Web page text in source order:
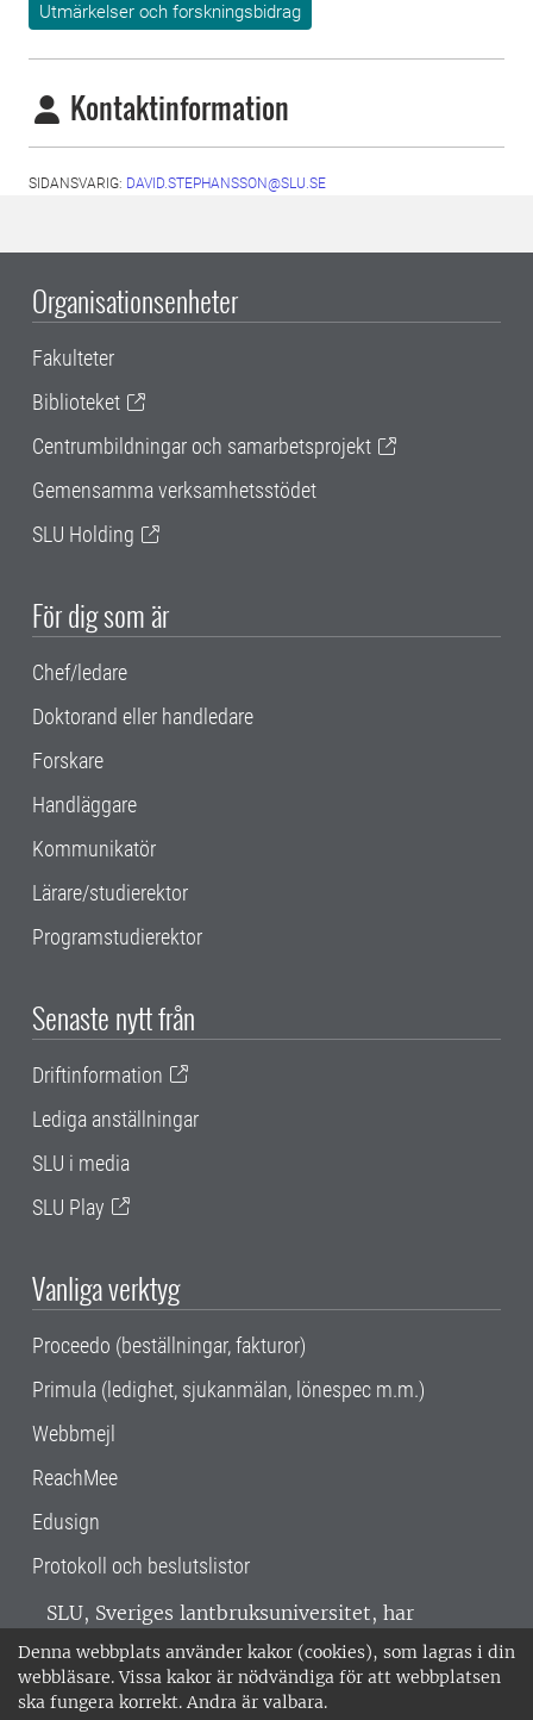
Denna webbplats använder kakor (cookies), som lagras i din
webbläsare. Vissa kakor är nödvändiga för att webbplatsen
ska fungera korrekt. Andra är valbara.
Utmärkelser och forskningsbidrag
Kontaktinformation
SIDANSVARIG: DAVID.STEPHANSSON@SLU.SE
Organisationsenheter
Fakulteter
Biblioteket
Centrumbildningar och samarbetsprojekt
Gemensamma verksamhetsstödet
SLU Holding
För dig som är
Chef/ledare
Doktorand eller handledare
Forskare
Handläggare
Kommunikatör
Lärare/studierektor
Programstudierektor
Senaste nytt från
Driftinformation
Lediga anställningar
SLU i media
SLU Play
Vanliga verktyg
Proceedo (beställningar, fakturor)
Primula (ledighet, sjukanmälan, lönespec m.m.)
Webbmejl
ReachMee
Edusign
Protokoll och beslutslistor
SLU, Sveriges lantbruksuniversitet, har
verksamhet över hela Sverige. Huvudorter är
Alnarp, Uppsala och Umeå.SLU är
miljöcertifierat enligt ISO 14001. •